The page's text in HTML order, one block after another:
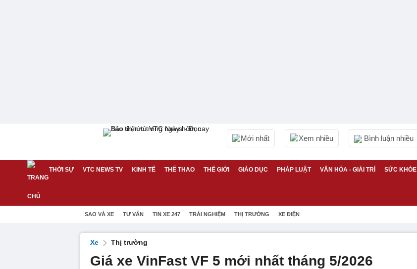
Mới nhất Xem nhiều Bình luận nhiều
THỜI SỰ VTC NEWS TV KINH TẾ THỂ THAO THẾ GIỚI GIÁO DỤC PHÁP LUẬT VĂN HÓA - GIẢI TRÍ SỨC KHỎE
SAO VÀ XE TƯ VẤN TIN XE 247 TRẢI NGHIỆM THỊ TRƯỜNG XE ĐIỆN
Xe Thị trường
Giá xe VinFast VF 5 mới nhất tháng 5/2026